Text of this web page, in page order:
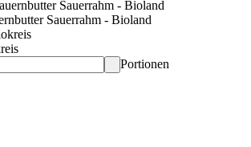
Sauerrahm - Bioland
Portionen